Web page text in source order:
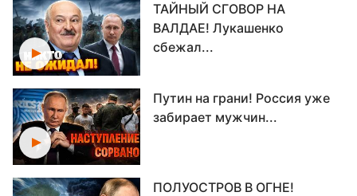
ТАЙНЫЙ СГОВОР НА
ВАЛДАЕ! Лукашенко
сбежал...
Путин на грани! Россия уже
забирает мужчин...
ПОЛУОСТРОВ В ОГНЕ!